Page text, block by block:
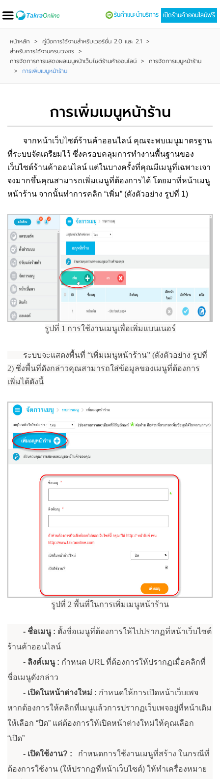
เปิดร้านค้าออนไลน์ฟรี
รับคำแนะนำบริการ
หน้าหลัก > คู่มือการใช้งานสำหรับเวอร์ชั่น 2.0 และ 2.1 >
สำหรับการใช้งานครบวงจร >
การจัดการการแสดงผลเมนูหน้าเว็บไซต์ร้านค้าออนไลน์ > การจัดการเมนูหน้าร้าน
> การเพิ่มเมนูหน้าร้าน
การเพิ่มเมนูหน้าร้าน
จากหน้าเว็บไซต์ร้านค้าออนไลน์ คุณจะพบเมนูมาตรฐาน
ที่ระบบจัดเตรียมไว้ ซึ่งครอบคลุมการทำงานพื้นฐานของ
เว็บไซต์ร้านค้าออนไลน์ แต่ในบางครั้งที่คุณมีเมนูที่เฉพาะเจา
จงมากขึ้นคุณสามารถเพิ่มเมนูที่ต้องการได้ โดยมาที่หน้าเมนู
หน้าร้าน จากนั้นทำการคลิก “เพิ่ม” (ดังตัวอย่าง รูปที่ 1)
รูปที่ 1 การใช้งานเมนูเพื่อเพิ่มแบนเนอร์
ระบบจะแสดงพื้นที่ “เพิ่มเมนูหน้าร้าน” (ดังตัวอย่าง รูปที่
2) ซึ่งพื้นที่ดังกล่าวคุณสามารถใส่ข้อมูลของเมนูที่ต้องการ
เพิ่มได้ดังนี้
รูปที่ 2 พื้นที่ในการเพิ่มเมนูหน้าร้าน
- ชื่อเมนู : ตั้งชื่อเมนูที่ต้องการให้ไปปรากฏที่หน้าเว็บไซต์
ร้านค้าออนไลน์
- ลิงค์เมนู : กำหนด URL ที่ต้องการให้ปรากฏเมื่อคลิกที่
ชื่อเมนูดังกล่าว
- เปิดในหน้าต่างใหม่ : กำหนดให้การเปิดหน้าเว็บเพจ
หากต้องการให้คลิกที่เมนูแล้วการปรากฏเว็บเพจอยู่ที่หน้าเดิม
ให้เลือก “ปิด” แต่ต้องการให้เปิดหน้าต่างใหม่ให้คุณเลือก
“เปิด”
- เปิดใช้งาน? : กำหนดการใช้งานเมนูที่สร้าง ในกรณีที่
ต้องการใช้งาน (ให้ปรากฏที่หน้าเว็บไซต์) ให้ทำเครื่องหมาย